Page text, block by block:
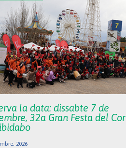
la data: dissabte 7 de
32a Gran Festa del Cor
2026